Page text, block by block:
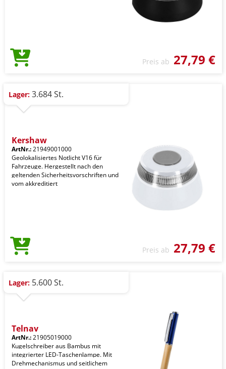
Preis ab 27,79 €
Lager: 3.684 St.
Kershaw
ArtNr.:21949001000
Geolokalisiertes Notlicht V16 für
Fahrzeuge. Hergestellt nach den
geltenden Sicherheitsvorschriften und
vom akkreditiert
Preis ab 27,79 €
Lager: 5.600 St.
Telnay
ArtNr.:21905019000
Kugelschreiber aus Bambus mit
integrierter LED-Taschenlampe. Mit
Drehmechanismus und seitlichem